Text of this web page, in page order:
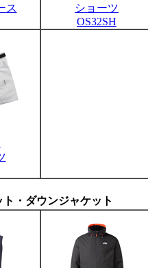
ス
ショーツ
OS32SH
・ダウンジャケット